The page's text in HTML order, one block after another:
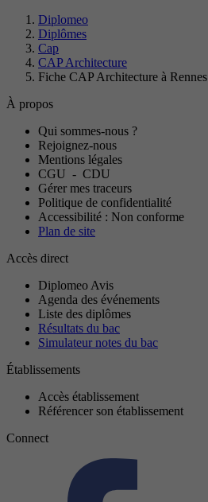
Diplomeo
Diplômes
Cap
CAP Architecture
Fiche CAP Architecture à Rennes
À propos
Qui sommes-nous ?
Rejoignez-nous
Mentions légales
CGU - CDU
Gérer mes traceurs
Politique de confidentialité
Accessibilité : Non conforme
Plan de site
Accès direct
Diplomeo Avis
Agenda des événements
Liste des diplômes
Résultats du bac
Simulateur notes du bac
Établissements
Accès établissement
Référencer son établissement
Connect